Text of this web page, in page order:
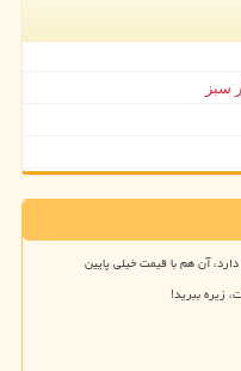
سبز
زیره ببرید!